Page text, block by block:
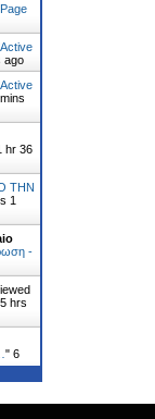
Page
Active
ago
Active
hr 36
ΤΗΝ
1
-
5 hrs
" 6